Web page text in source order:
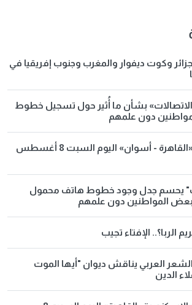
وكوت ديفوار والمغرب وجنوب إفريقيا في
بشأن ما أُثير حول تسجيل خطوط
دون علمهم
مواعيد قطارات «القاهرة - أسوان» اليوم السبت 8 أغسطس
يحسم جدل وجود خطوط هاتف محمول
المواطنين دون علمهم
الربا؟.. الإفتاء تجيب
العربي يناقش ديوان "أيها الموت
الدين